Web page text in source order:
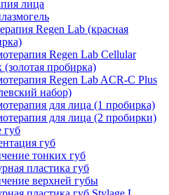
лица
Regen Lab (красная
Regen Lab Cellular
(золотая пробирка)
Regen Lab ACR-C Plus
набор)
для лица (1 пробирка)
для лица (2 пробирки)
губ
губ
тонких губ
пластика губ
верхней губы